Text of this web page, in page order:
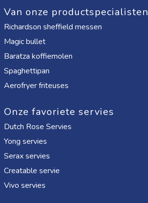
Van onze productspecialisten
Richardson sheffield messen
Magic bullet
Baratza koffiemolen
Spaghettipan
Aerofryer friteuses
Onze favoriete servies
Dutch Rose Servies
Yong servies
Serax servies
Creatable servie
Vivo servies